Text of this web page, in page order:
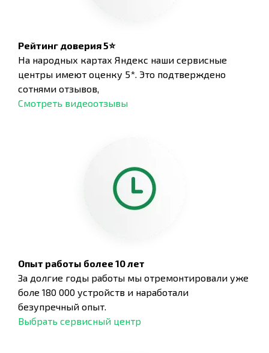
Рейтинг доверия 5⭐
На народных картах Яндекс наши сервисные
центры имеют оценку 5*. Это подтверждено
сотнями отзывов,
Смотреть видеоотзывы
Опыт работы более 10 лет
За долгие годы работы мы отремонтировали уже
боле 180 000 устройств и наработали
безупречный опыт.
Выбрать сервисный центр